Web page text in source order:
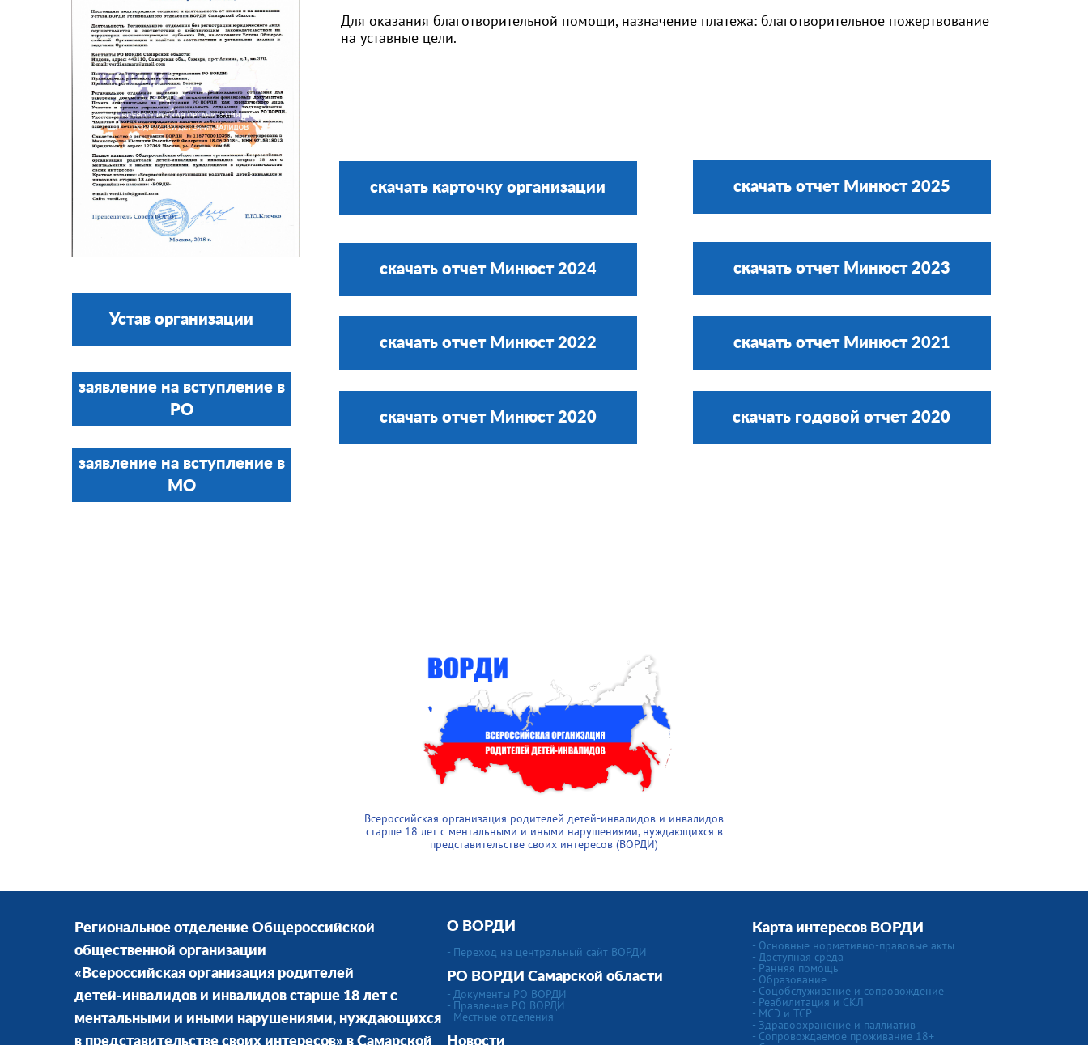
скачать отчет Минюст 2023
скачать отчет Минюст 2021
скачать годовой отчет 2020
скачать отчет Минюст 2020
скачать отчет Минюст 2022
скачать отчет Минюст 2024
Для оказания благотворительной помощи, назначение платежа: благотворительное пожертвование
на уставные цели.
скачать карточку организации
Устав организации
заявление на вступление в
РО
заявление на вступление в
МО
скачать отчет Минюст 2025
Всероссийская организация родителей детей-инвалидов и инвалидов
старше 18 лет с ментальными и иными нарушениями, нуждающихся в
представительстве своих интересов (ВОРДИ)
Региональное отделение Общероссийской
общественной организации
«Всероссийская организация родителей
детей-инвалидов и инвалидов старше 18 лет с
ментальными и иными нарушениями, нуждающихся
в представительстве своих интересов» в Cамарской
О ВОРДИ
- Переход на центральный сайт ВОРДИ
РО ВОРДИ Самарской области
- Документы РО ВОРДИ
- Правление РО ВОРДИ
- Местные отделения
Новости
Карта интересов ВОРДИ
- Основные нормативно-правовые акты
- Доступная среда
- Ранняя помощь
- Образование
- Соцобслуживание и сопровождение
- Реабилитация и СКЛ
- МСЭ и ТСР
- Здравоохранение и паллиатив
- Сопровождаемое проживание 18+